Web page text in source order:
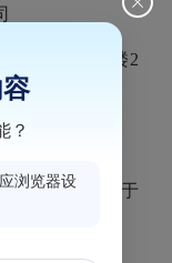
州日报社大楼2
示期限不得少于
？
浏览器设